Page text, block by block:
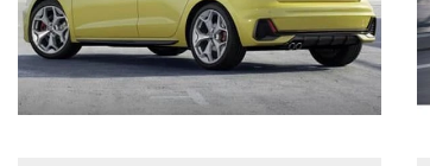
tracciamento
che
adottiamo
per
offrire